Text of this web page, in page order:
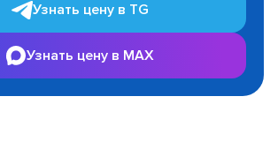
Узнать цену в TG
Узнать цену в MAX